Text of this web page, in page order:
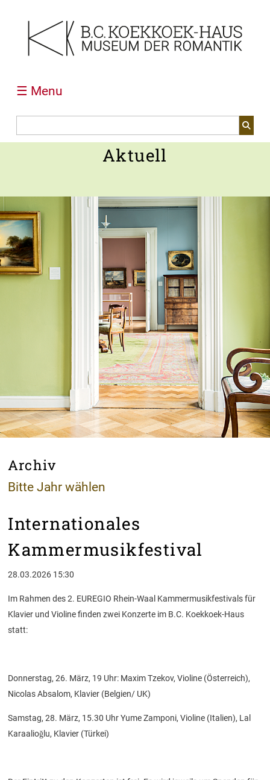
☰ Menu
Aktuell
Archiv
Bitte Jahr wählen
Internationales
Kammermusikfestival
28.03.2026 15:30
Im Rahmen des 2. EUREGIO Rhein-Waal Kammermusikfestivals für
Klavier und Violine finden zwei Konzerte im B.C. Koekkoek-Haus
statt:
Donnerstag, 26. März, 19 Uhr: Maxim Tzekov, Violine (Österreich),
Nicolas Absalom, Klavier (Belgien/ UK)
Samstag, 28. März, 15.30 Uhr Yume Zamponi, Violine (Italien), Lal
Karaalioğlu, Klavier (Türkei)